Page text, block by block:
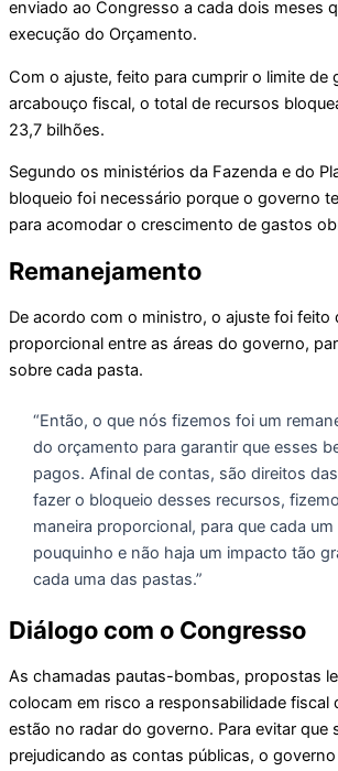
enviado ao Congresso a cada dois meses
execução do Orçamento.
Com o ajuste, feito para cumprir o limite de
arcabouço fiscal, o total de recursos
23,7 bilhões.
Segundo os ministérios da Fazenda e do
bloqueio foi necessário porque o governo
para acomodar o crescimento de gastos
Remanejamento
De acordo com o ministro, o ajuste foi feito
proporcional entre as áreas do governo,
sobre cada pasta.
“Então, o que nós fizemos foi um
do orçamento para garantir que esses
pagos. Afinal de contas, são direitos
fazer o bloqueio desses recursos,
maneira proporcional, para que cada um
pouquinho e não haja um impacto tão
cada uma das pastas.”
Diálogo com o Congresso
As chamadas pautas-bombas, propostas
colocam em risco a responsabilidade fiscal
estão no radar do governo. Para evitar que
prejudicando as contas públicas, o